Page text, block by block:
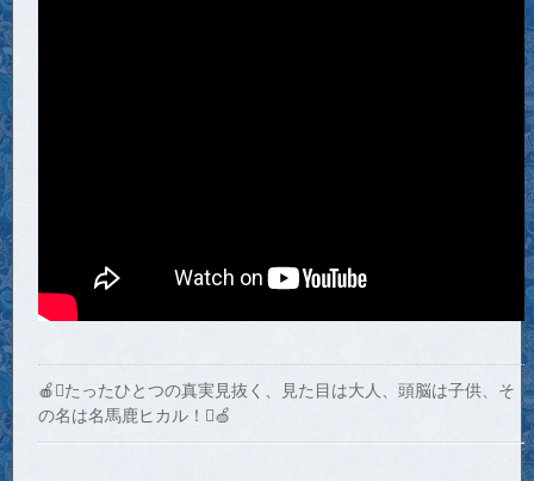
🍎たったひとつの真実見抜く、見た目は大人、頭脳は子供、そ
の名は名馬鹿ヒカル！🍏